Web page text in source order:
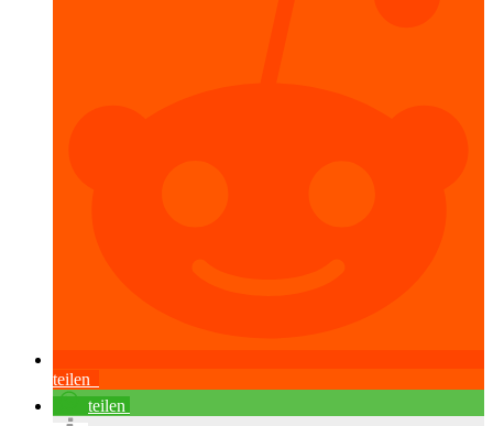
teilen
teilen